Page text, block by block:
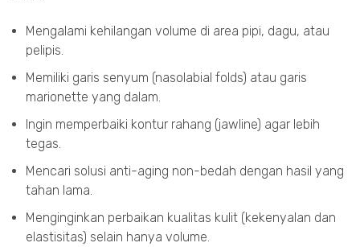
Mengalami kehilangan volume di area pipi, dagu, atau
pelipis.
Memiliki garis senyum (nasolabial folds) atau garis
marionette yang dalam.
Ingin memperbaiki kontur rahang (jawline) agar lebih
tegas.
Mencari solusi anti-aging non-bedah dengan hasil yang
tahan lama.
Menginginkan perbaikan kualitas kulit (kekenyalan dan
elastisitas) selain hanya volume.